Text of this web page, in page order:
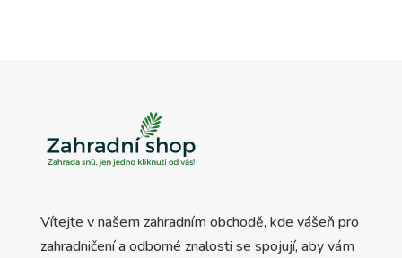
Vítejte v našem zahradním obchodě, kde vášeň pro
zahradničení a odborné znalosti se spojují, aby vám